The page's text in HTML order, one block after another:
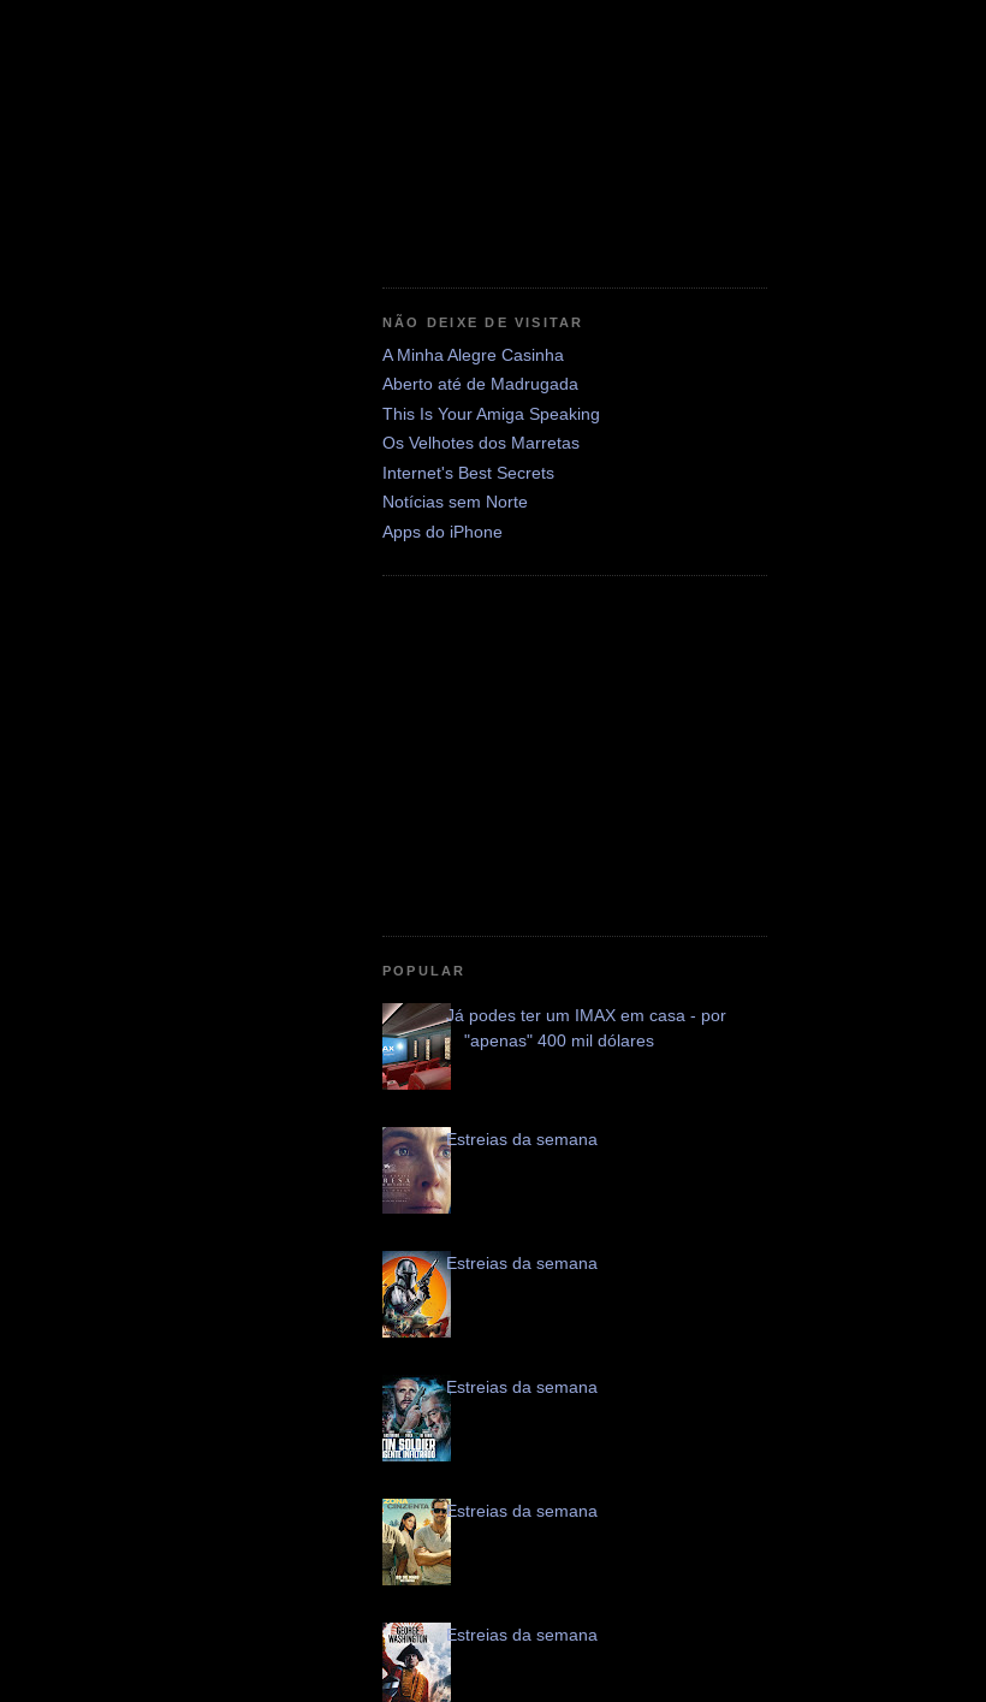
NÃO DEIXE DE VISITAR
A Minha Alegre Casinha
Aberto até de Madrugada
This Is Your Amiga Speaking
Os Velhotes dos Marretas
Internet's Best Secrets
Notícias sem Norte
Apps do iPhone
POPULAR
Já podes ter um IMAX em casa - por
"apenas" 400 mil dólares
Estreias da semana
Estreias da semana
Estreias da semana
Estreias da semana
Estreias da semana